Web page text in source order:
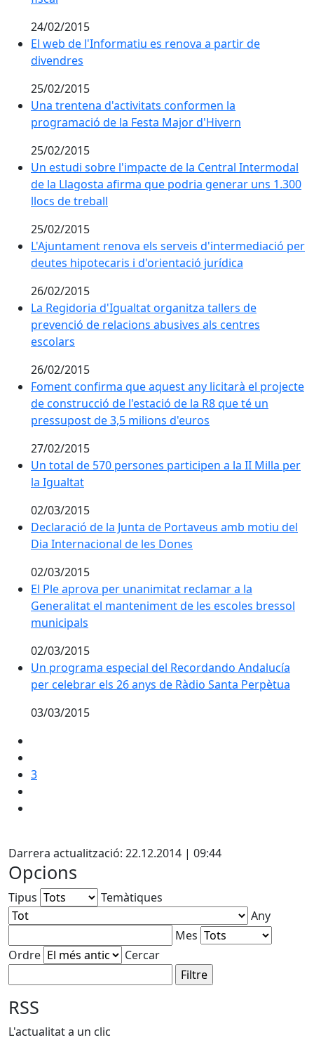
24/02/2015
El web de l'Informatiu es renova a partir de divendres
El web de l'Informatiu es renova a partir de
divendres
25/02/2015
Una trentena d'activitats conformen la programació
Una trentena d'activitats conformen la
programació de la Festa Major d'Hivern
25/02/2015
Un estudi sobre l'impacte de la Central Intermodal
Un estudi sobre l'impacte de la Central Intermodal
de la Llagosta afirma que podria generar uns 1.300
llocs de treball
25/02/2015
L'Ajuntament renova els serveis d'intermediació
L'Ajuntament renova els serveis d'intermediació per
deutes hipotecaris i d'orientació jurídica
26/02/2015
La Regidoria d'Igualtat organitza tallers de
La Regidoria d'Igualtat organitza tallers de
prevenció de relacions abusives als centres
escolars
26/02/2015
Foment confirma que aquest any licitarà el projecte
Foment confirma que aquest any licitarà el projecte
de construcció de l'estació de la R8 que té un
pressupost de 3,5 milions d'euros
27/02/2015
Un total de 570 persones participen a la II Milla per
Un total de 570 persones participen a la II Milla per
la Igualtat
02/03/2015
Declaració de la Junta de Portaveus amb motiu del
Declaració de la Junta de Portaveus amb motiu del
Dia Internacional de les Dones
02/03/2015
El Ple aprova per unanimitat reclamar a la
El Ple aprova per unanimitat reclamar a la
Generalitat el manteniment de les escoles bressol
municipals
02/03/2015
Un programa especial del Recordando Andalucía
Un programa especial del Recordando Andalucía
per celebrar els 26 anys de Ràdio Santa Perpètua
03/03/2015
3
Darrera actualització: 22.12.2014 | 09:44
Opcions
Tipus
Temàtiques
Any
Mes
Ordre
Cercar
RSS
L'actualitat a un clic